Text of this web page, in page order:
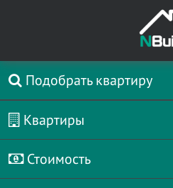
Подобрать квартиру
Квартиры
Стоимость